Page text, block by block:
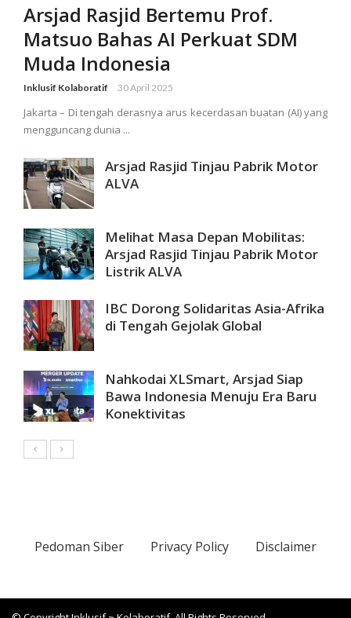
Arsjad Rasjid Bertemu Prof.
Matsuo Bahas AI Perkuat SDM
Muda Indonesia
Inklusif Kolaboratif 30 April 2025
Jakarta – Di tengah derasnya arus kecerdasan buatan (AI) yang
mengguncang dunia ...
Arsjad Rasjid Tinjau Pabrik Motor
ALVA
Melihat Masa Depan Mobilitas:
Arsjad Rasjid Tinjau Pabrik Motor
Listrik ALVA
IBC Dorong Solidaritas Asia-Afrika
di Tengah Gejolak Global
Nahkodai XLSmart, Arsjad Siap
Bawa Indonesia Menuju Era Baru
Konektivitas
Pedoman Siber Privacy Policy Disclaimer